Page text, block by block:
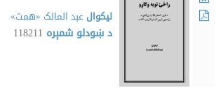
لیکوال عبد المالک «همت»
د ښودلو شمېره 118211